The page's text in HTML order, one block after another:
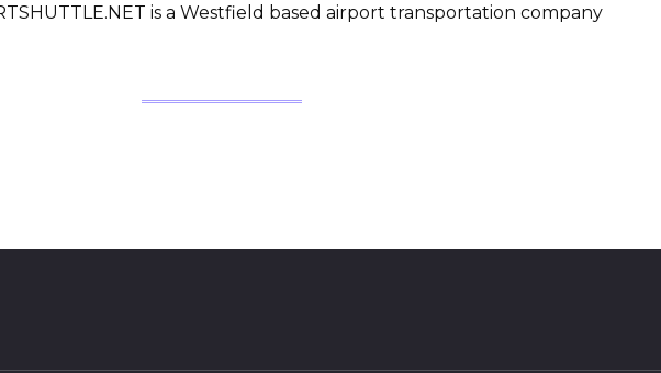
is a Westfield based airport transportation company